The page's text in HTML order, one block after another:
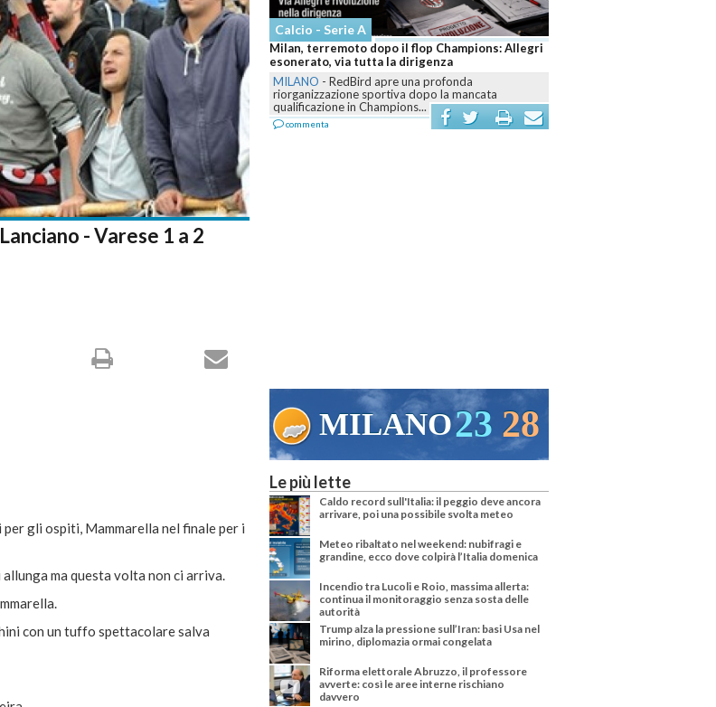
- Varese 1 a 2
Altri Sport
Sinner e Darderi fanno impazzire Roma: due
azzurri sognano il titolo
ROMA-Agli Internazionali d’Italia il numero uno
domina il derby con Pellegrino, mentre Darderi
firma...
commenta
VENEZIA22 29
per gli ospiti, Mammarella nel finale per i
ma questa volta non ci arriva.
con un tuffo spettacolare salva
Le più lette
Caldo record sull'Italia: il peggio deve ancora
arrivare, poi una possibile svolta meteo
Meteo ribaltato nel weekend: nubifragi e
grandine, ecco dove colpirà l’Italia domenica
Incendio tra Lucoli e Roio, massima allerta:
continua il monitoraggio senza sosta delle
autorità
Trump alza la pressione sull’Iran: basi Usa nel
mirino, diplomazia ormai congelata
Riforma elettorale Abruzzo, il professore
avverte: così le aree interne rischiano
davvero